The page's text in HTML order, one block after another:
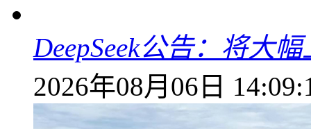
DeepSeek公告：将大
2026年08月06日